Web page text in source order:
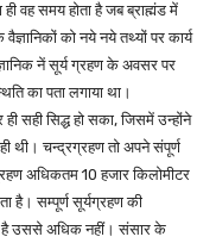
वह समय होता है जब ब्राह्मंड में
को नये नये तथ्यों पर कार्य
नें सूर्य ग्रहण के अवसर पर
का पता लगाया था।
सही सिद्ध हो सका, जिसमें उन्होंने
थी। चन्द्रग्रहण तो अपने संपूर्ण
अधिकतम 10 हजार किलोमीटर
है। सम्पूर्ण सूर्यग्रहण की
है उससे अधिक नहीं। संसार के